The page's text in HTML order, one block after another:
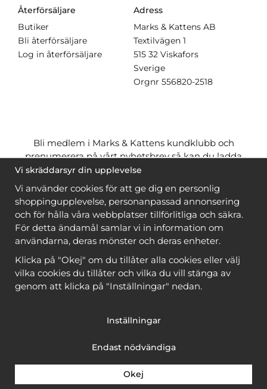
Återförsäljare
Butiker
Bli återförsäljare
Log in återförsäljare
Adress
Marks & Kattens AB
Textilvägen 1
515 32 Viskafors
Sverige
Orgnr 556820-2518
Bli medlem i Marks & Kattens kundklubb och
prenumerera på vårt nyhetsbrev så kan du ladda
ner många mönstergratisoch få många
när du handlar garn till mönstret. Du ser vilka som
ärgratis när du ärinloggad.
Bli medlem
Copyright © 2026, Marks & Kattens AB
Vi skräddarsyr din upplevelse
Vi använder cookies för att ge dig en personlig
shoppingupplevelse, personanpassad annonsering
och för hålla våra webbplatser tillförlitliga och säkra.
För detta ändamål samlar vi in information om
användarna, deras mönster och deras enheter.
Klicka på "Okej" om du tillåter alla cookies eller välj
vilka cookies du tillåter och vilka du vill stänga av
genom att klicka på "Inställningar" nedan.
Inställningar
Endast nödvändiga
Okej